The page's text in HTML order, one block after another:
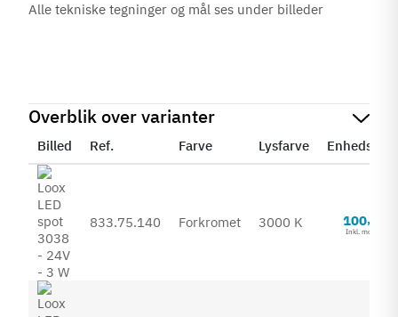
Alle tekniske tegninger og mål ses under billeder
Overblik over varianter
Billed Ref. Farve Lysfarve Enhedspris
833.75.140 Forkromet 3000 K 100,
Inkl. moms